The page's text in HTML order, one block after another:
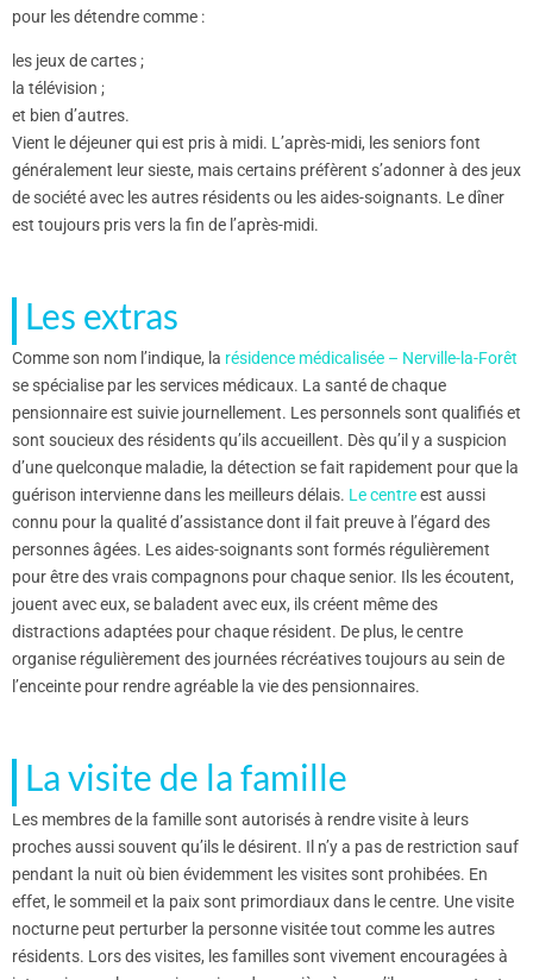
pour les détendre comme :
les jeux de cartes ;
la télévision ;
et bien d’autres.
Vient le déjeuner qui est pris à midi. L’après-midi, les seniors font
généralement leur sieste, mais certains préfèrent s’adonner à des jeux
de société avec les autres résidents ou les aides-soignants. Le dîner
est toujours pris vers la fin de l’après-midi.
Les extras
Comme son nom l’indique, la résidence médicalisée – Nerville-la-Forêt
se spécialise par les services médicaux. La santé de chaque
pensionnaire est suivie journellement. Les personnels sont qualifiés et
sont soucieux des résidents qu’ils accueillent. Dès qu’il y a suspicion
d’une quelconque maladie, la détection se fait rapidement pour que la
guérison intervienne dans les meilleurs délais. Le centreest aussi
connu pour la qualité d’assistance dont il fait preuve à l’égard des
personnes âgées. Les aides-soignants sont formés régulièrement
pour être des vrais compagnons pour chaque senior. Ils les écoutent,
jouent avec eux, se baladent avec eux, ils créent même des
distractions adaptées pour chaque résident. De plus, le centre
organise régulièrement des journées récréatives toujours au sein de
l’enceinte pour rendre agréable la vie des pensionnaires.
La visite de la famille
Les membres de la famille sont autorisés à rendre visite à leurs
proches aussi souvent qu’ils le désirent. Il n’y a pas de restriction sauf
pendant la nuit où bien évidemment les visites sont prohibées. En
effet, le sommeil et la paix sont primordiaux dans le centre. Une visite
nocturne peut perturber la personne visitée tout comme les autres
résidents. Lors des visites, les familles sont vivement encouragées à